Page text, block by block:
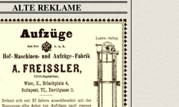
ALTE REKLAME